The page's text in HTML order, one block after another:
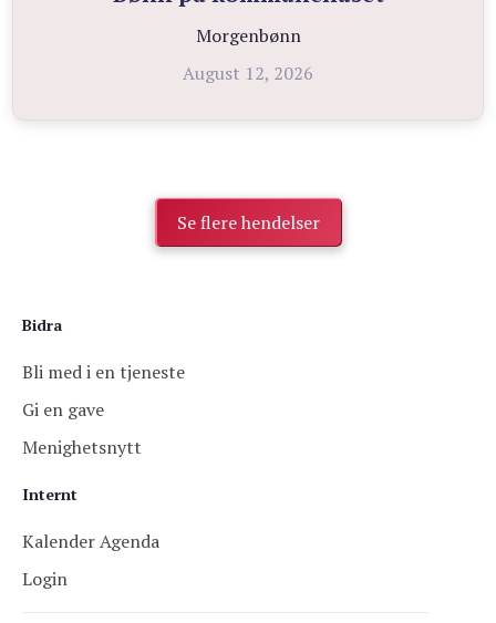
Morgenbønn
August 12, 2026
Se flere hendelser
Bidra
Bli med i en tjeneste
Gi en gave
Menighetsnytt
Internt
Kalender Agenda
Login